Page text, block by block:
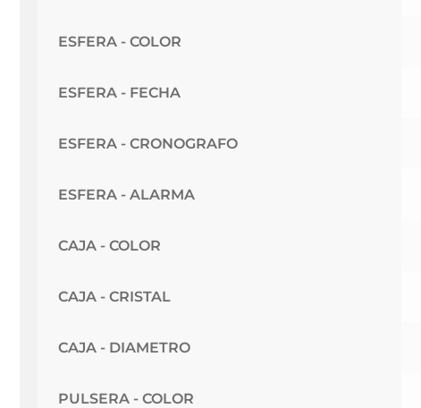
ESFERA - COLOR
ESFERA - FECHA
ESFERA - CRONOGRAFO
ESFERA - ALARMA
CAJA - COLOR
CAJA - CRISTAL
CAJA - DIAMETRO
PULSERA - COLOR